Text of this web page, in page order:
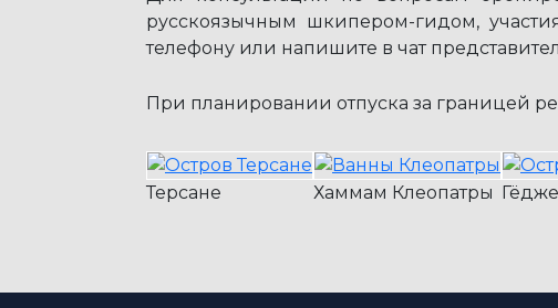
русскоязычным шкипером-гидом,
телефону или напишите в чат
При планировании отпуска за границей
Терсане Хаммам Клеопатры